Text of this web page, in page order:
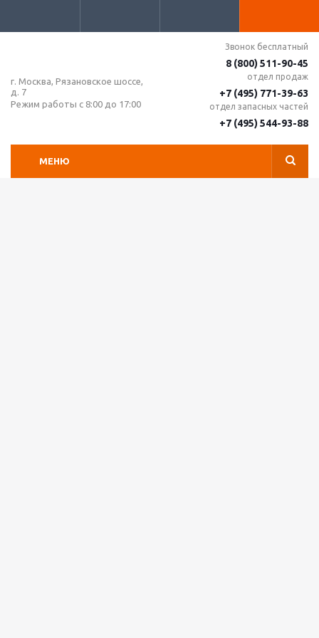
г. Москва, Рязановское шоссе,
д. 7
Режим работы с 8:00 до 17:00
Звонок бесплатный
8 (800) 511-90-45
отдел продаж
+7 (495) 771-39-63
отдел запасных частей
+7 (495) 544-93-88
МЕНЮ